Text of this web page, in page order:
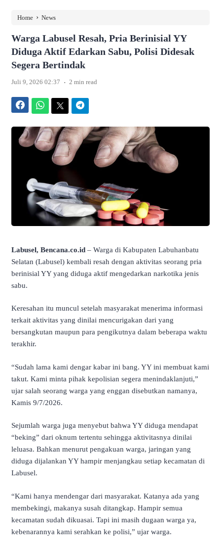
Home › News
Warga Labusel Resah, Pria Berinisial YY
Diduga Aktif Edarkan Sabu, Polisi Didesak
Segera Bertindak
Juli 9, 2026 02:37 . 2 min read
Labusel, Bencana.co.id – Warga di Kabupaten Labuhanbatu
Selatan (Labusel) kembali resah dengan aktivitas seorang pria
berinisial YY yang diduga aktif mengedarkan narkotika jenis
sabu.
Keresahan itu muncul setelah masyarakat menerima informasi
terkait aktivitas yang dinilai mencurigakan dari yang
bersangkutan maupun para pengikutnya dalam beberapa waktu
terakhir.
“Sudah lama kami dengar kabar ini bang. YY ini membuat kami
takut. Kami minta pihak kepolisian segera menindaklanjuti,”
ujar salah seorang warga yang enggan disebutkan namanya,
Kamis 9/7/2026.
Sejumlah warga juga menyebut bahwa YY diduga mendapat
“beking” dari oknum tertentu sehingga aktivitasnya dinilai
leluasa. Bahkan menurut pengakuan warga, jaringan yang
diduga dijalankan YY hampir menjangkau setiap kecamatan di
Labusel.
“Kami hanya mendengar dari masyarakat. Katanya ada yang
membekingi, makanya susah ditangkap. Hampir semua
kecamatan sudah dikuasai. Tapi ini masih dugaan warga ya,
kebenarannya kami serahkan ke polisi,” ujar warga.